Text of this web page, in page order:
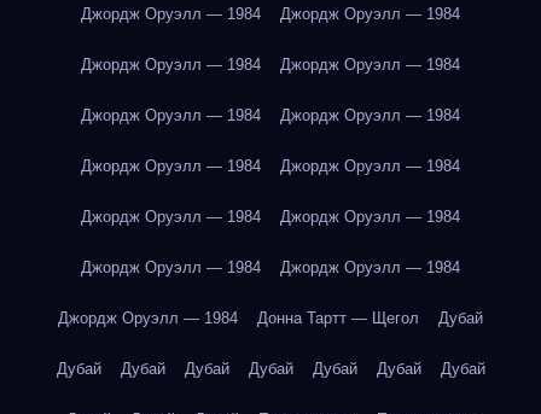
Джордж Оруэлл — 1984 Джордж Оруэлл — 1984
Джордж Оруэлл — 1984 Джордж Оруэлл — 1984
Джордж Оруэлл — 1984 Джордж Оруэлл — 1984
Джордж Оруэлл — 1984 Джордж Оруэлл — 1984
Джордж Оруэлл — 1984 Джордж Оруэлл — 1984
Джордж Оруэлл — 1984 Джордж Оруэлл — 1984
Джордж Оруэлл — 1984 Донна Тартт — Щегол Дубай
Дубай Дубай Дубай Дубай Дубай Дубай Дубай